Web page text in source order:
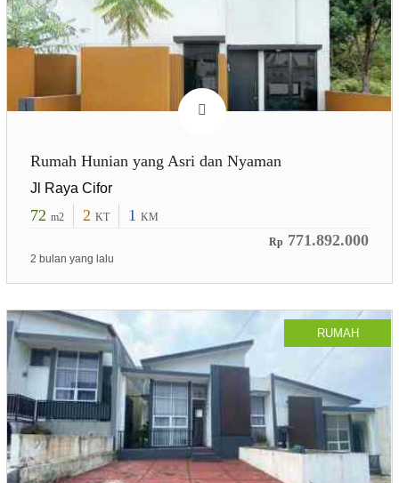
Rumah Hunian yang Asri dan Nyaman
Jl Raya Cifor
72 m2 2 KT 1 KM
Rp 771.892.000
2 bulan yang lalu
RUMAH